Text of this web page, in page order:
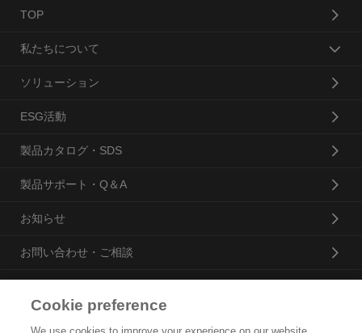
TOP
私たちについて
ソリューション
ESG活動
製品カタログ・SDS
製品サポート・Q＆A
お知らせ
お問い合わせ・ご相談
Cookie preference